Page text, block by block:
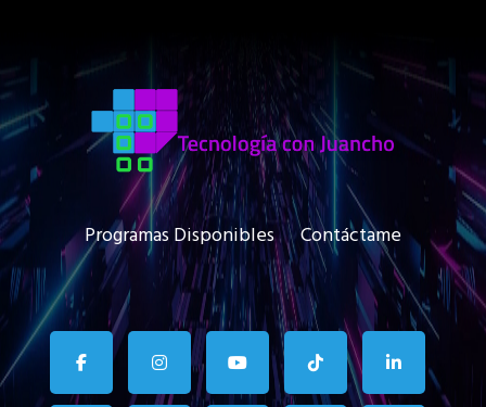
Programas Disponibles Contáctame